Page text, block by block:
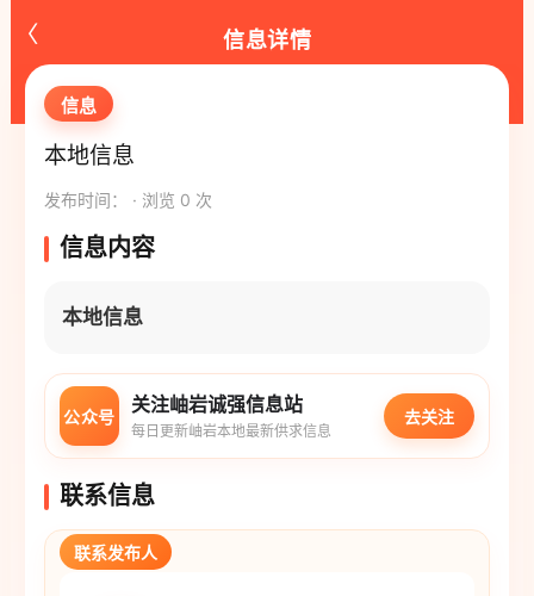
‹ 信息详情
信息
本地信息
发布时间： · 浏览 0 次
信息内容
本地信息
公众号
关注岫岩诚强信息站
每日更新岫岩本地最新供求信息
去关注
联系信息
联系发布人